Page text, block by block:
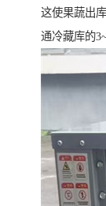
这使果蔬出
通冷藏库的